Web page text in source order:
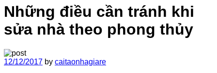
Những điều cần tránh khi
sửa nhà theo phong thủy
12/12/2017 by caitaonhagiare